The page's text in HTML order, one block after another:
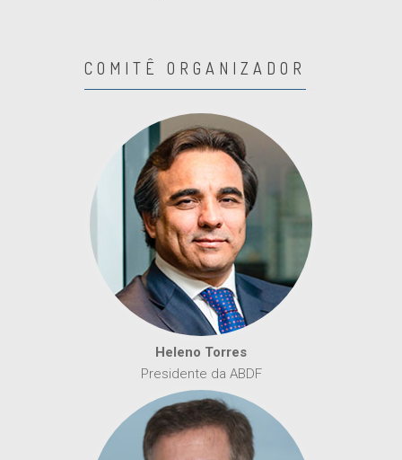
COMITÊ ORGANIZADOR
Heleno Torres
Presidente da ABDF